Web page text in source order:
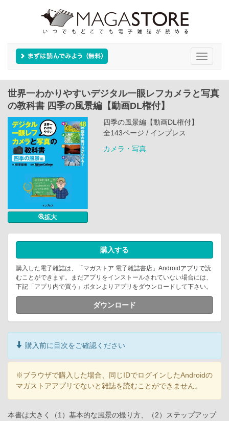
Toggle
世界一わかりやすいデジタル一眼レフカメラと写真
の教科書 四季の風景編【動画DL権付】
拡大
四季の風景編【動画DL権付】
全143ページ / インプレス
カメラ・写真
購入する
購入した電子雑誌は、「マガストア 電子雑誌書店」Androidアプリで読
むことができます。まだアプリをインストールされていない場合には、
下記「アプリ内で買う」ボタンよりアプリをダウンロードして下さい。
ダウンロード
購入前に目次をご確認ください
※ブラウザで購入した場合、同じIDでログインしたAndroidの
マガストアアプリでないと雑誌を読むことができません。
本書は大きく（1）基本的な風景の撮り方、（2）ステップアップ